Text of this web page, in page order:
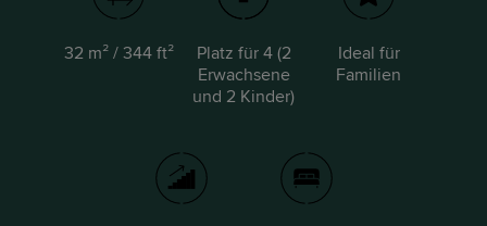
32 m² / 344 ft²
Platz für 4 (2
Erwachsene
und 2 Kinder)
Ideal für
Familien